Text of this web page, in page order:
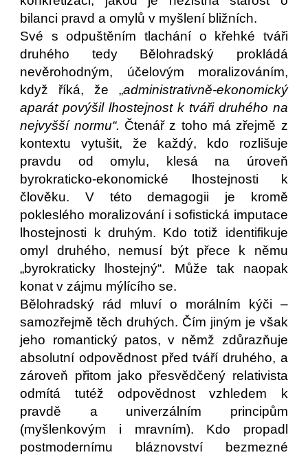
bilanci pravd a omylů v myšlení bližních.
Své s odpuštěním tlachání o křehké tváři
druhého tedy Bělohradský prokládá
nevěrohodným, účelovým moralizováním,
když říká, že „administrativně-ekonomický
aparát povýšil lhostejnost k tváři druhého na
nejvyšší normu“. Čtenář z toho má zřejmě z
kontextu vytušit, že každý, kdo rozlišuje
pravdu od omylu, klesá na úroveň
byrokraticko-ekonomické lhostejnosti k
člověku. V této demagogii je kromě
pokleslého moralizování i sofistická imputace
lhostejnosti k druhým. Kdo totiž identifikuje
omyl druhého, nemusí být přece k němu
„byrokraticky lhostejný“. Může tak naopak
konat v zájmu mýlícího se.
Bělohradský rád mluví o morálním kýči –
samozřejmě těch druhých. Čím jiným je však
jeho romantický patos, v němž zdůrazňuje
absolutní odpovědnost před tváří druhého, a
zároveň přitom jako přesvědčený relativista
odmítá tutéž odpovědnost vzhledem k
pravdě a univerzálním principům
(myšlenkovým i mravním). Kdo propadl
postmodernímu bláznovství bezmezné